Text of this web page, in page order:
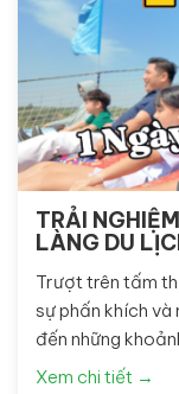
TRẢI
LÀNG DU
Trượt trên tấm
sự phấn khích và
đến những
Xem chi tiết →